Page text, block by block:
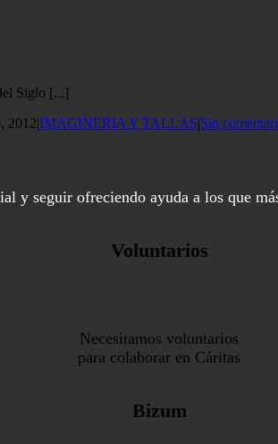
Siglo [...]
2012|IMAGINERIA Y TALLAS|Sin
y seguir ofreciendo ayuda a los que
Voluntarios
Necesitamos voluntarios
para colaborar en Cáritas
Bizum